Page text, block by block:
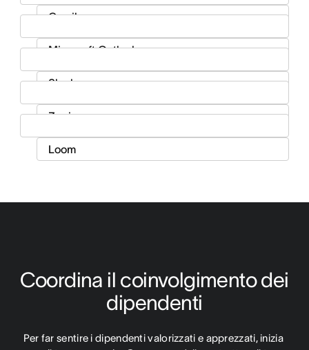
Coordina il coinvolgimento dei
dipendenti
Per far sentire i dipendenti valorizzati e apprezzati, inizia